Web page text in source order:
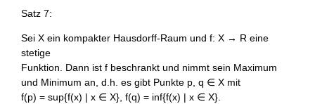
Satz 7:
Sei X ein kompakter Hausdorff-Raum und f: X → R eine
stetige
Funktion. Dann ist f beschrankt und nimmt sein Maximum
und Minimum an, d.h. es gibt Punkte p, q ∈ X mit
f(p) = sup{f(x) | x ∈ X}, f(q) = inf{f(x) | x ∈ X}.